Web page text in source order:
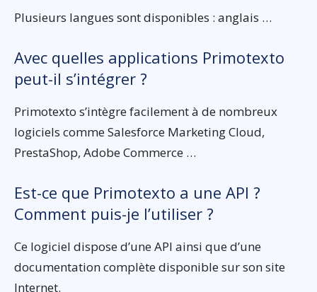
Plusieurs langues sont disponibles : anglais …
Avec quelles applications Primotexto
peut-il s’intégrer ?
Primotexto s’intègre facilement à de nombreux
logiciels comme Salesforce Marketing Cloud,
PrestaShop, Adobe Commerce …
Est-ce que Primotexto a une API ?
Comment puis-je l’utiliser ?
Ce logiciel dispose d’une API ainsi que d’une
documentation complète disponible sur son site
Internet.